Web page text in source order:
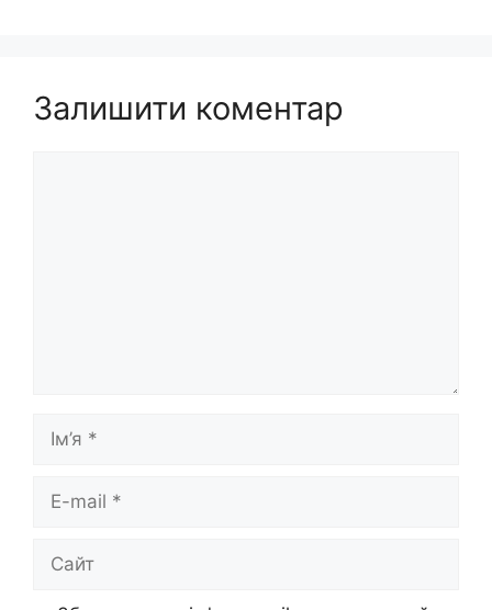
Залишити коментар
Ім’я
Сайт